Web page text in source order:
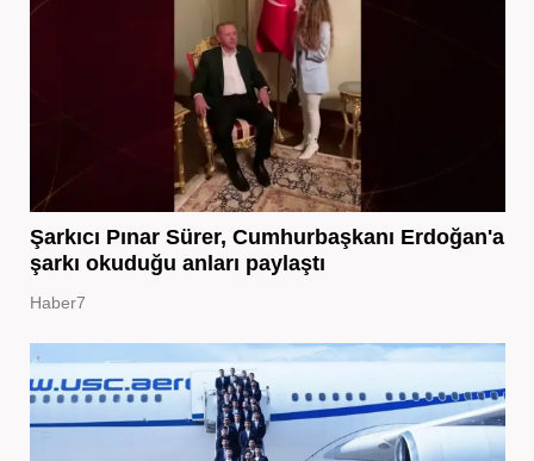
Şarkıcı Pınar Sürer, Cumhurbaşkanı Erdoğan'a
şarkı okuduğu anları paylaştı
Haber7